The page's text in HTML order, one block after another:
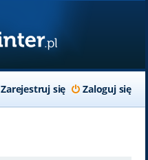
Zaloguj się
Zarejestruj się